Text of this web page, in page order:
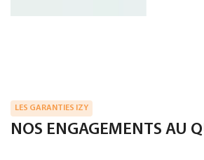
LES GARANTIES IZY
NOS ENGAGEMENTS AU